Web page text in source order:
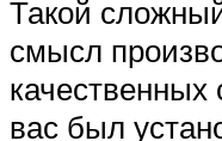
Такой
смысл
вас был